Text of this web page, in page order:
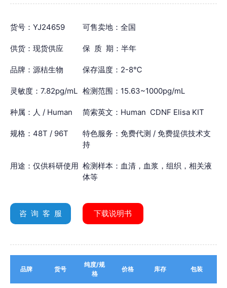
货号：YJ24659 可售卖地：全国
供货：现货供应 保 质 期：半年
品牌：源桔生物 保存温度：2-8℃
灵敏度：7.82pg/mL 检测范围：15.63~1000pg/mL
种属：人 / Human 简索英文：Human CDNF Elisa KIT
规格：48T / 96T
特色服务：免费代测 / 免费提供技术支
持
用途：仅供科研使用 检测样本：血清，血浆，组织，相关液
体等
咨 询 客 服 下载说明书
品牌 货号
纯度/规
格
价格 库存 包装